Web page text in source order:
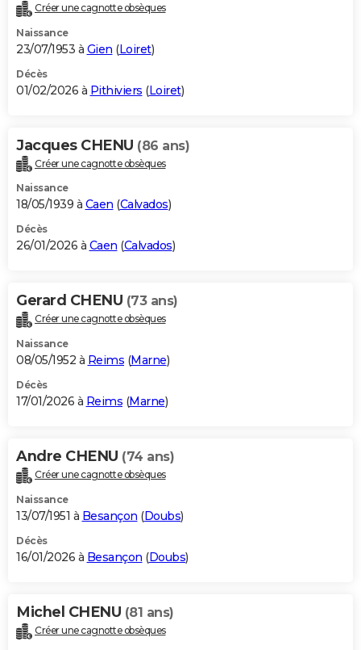
Créer une cagnotte obsèques
Naissance
23/07/1953 à Gien (Loiret)
Décès
01/02/2026 à Pithiviers (Loiret)
Jacques CHENU (86 ans)
Créer une cagnotte obsèques
Naissance
18/05/1939 à Caen (Calvados)
Décès
26/01/2026 à Caen (Calvados)
Gerard CHENU (73 ans)
Créer une cagnotte obsèques
Naissance
08/05/1952 à Reims (Marne)
Décès
17/01/2026 à Reims (Marne)
Andre CHENU (74 ans)
Créer une cagnotte obsèques
Naissance
13/07/1951 à Besançon (Doubs)
Décès
16/01/2026 à Besançon (Doubs)
Michel CHENU (81 ans)
Créer une cagnotte obsèques